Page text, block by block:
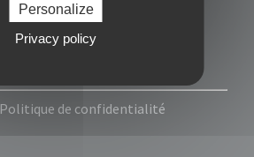
Politique de confidentialité
Personalize
Privacy policy